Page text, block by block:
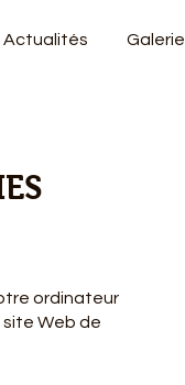
Actualités Galerie
ordinateur
Web de